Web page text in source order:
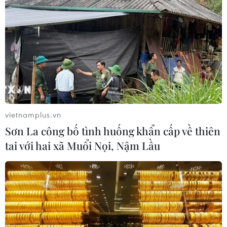
Nứt núi, Thanh Hóa sơ tán khẩn cấp
nhiều hộ dân
07/08/2026 13:17
Cảnh báo lũ trên lưu vực sông Thao
Gỡ khó khăn triển khai dự án trọng
điểm quốc gia hồ Ka Pét
07/08/2026 11:24
vietnamplus.vn
Sơn La công bố tình huống khẩn cấp về thiên
tai với hai xã Muổi Nọi, Nậm Lầu